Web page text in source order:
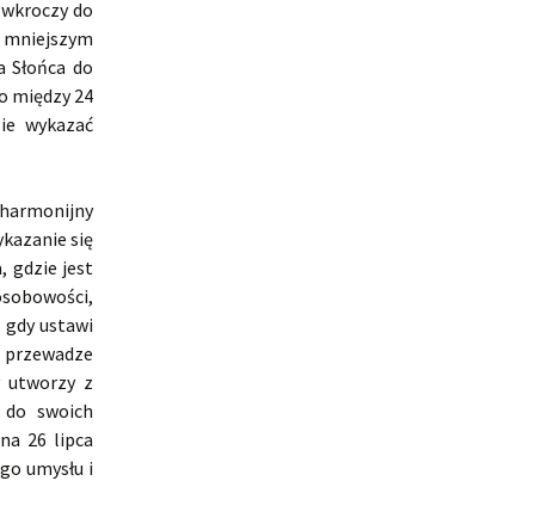
do
do
między 24
wykazać
się
gdzie jest
ustawi
utworzy z
swoich
26 lipca
umysłu i